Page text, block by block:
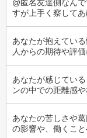
@匿名友達側なん
すが上手く察して
あなたが抱えてい
人からの期待や評
あなたが感じてい
ンの中での距離感
あなたの苦しさや
の影響や、働くこ